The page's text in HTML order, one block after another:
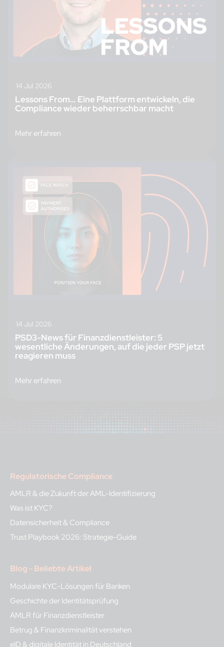
14 Jul 2026
Lessons From… Eine Plattform entwickeln, die
Compliance wieder beherrschbar macht
Mehr erfahren
14 Jul 2026
PSD3-News für Finanzdienstleister: 5
wesentliche Änderungen, auf die jeder PSP jetzt
reagieren muss
Mehr erfahren
Regulatorische Compliance
AMLR & die Zukunft der AML-Identifizierung
Was ist KYC?
Datensicherheit & Compliance
Trust Playbook 2026: Strategie-Guide
Blog - Beliebte Artikel
Modulare KYC-Lösungen für Banken
Geschichte der Identitätsprüfung
AMLR für Finanzdienstleister
Betrug & Finanzkriminalität verstehen
eID & digitale Identität in Deutschland